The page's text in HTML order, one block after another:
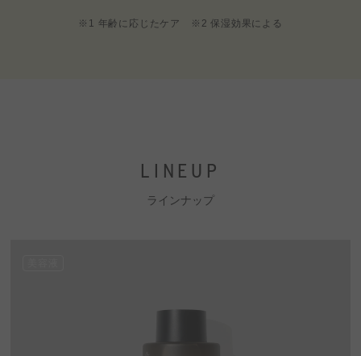
※1 年齢に応じたケア ※2 保湿効果による
LINEUP
ラインナップ